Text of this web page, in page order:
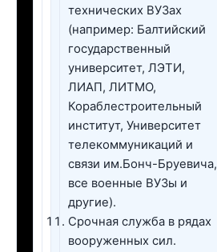
технических ВУЗах
(например: Балтийский
государственный
университет, ЛЭТИ,
ЛИАП, ЛИТМО,
Кораблестроительный
институт, Университет
телекоммуникаций и
связи им.Бонч-Бруевича,
все военные ВУЗы и
другие).
Срочная служба в рядах
вооруженных сил.